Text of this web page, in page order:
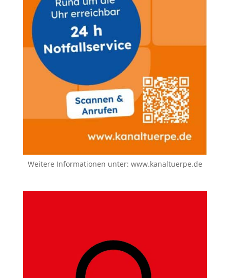
Weitere Informationen unter: www.kanaltuerpe.de